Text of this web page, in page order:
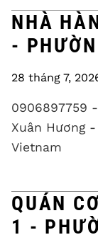
NHÀ
-
28 tháng 7,
0906897759
Xuân Hương
Vietnam
QUÁN
1 -